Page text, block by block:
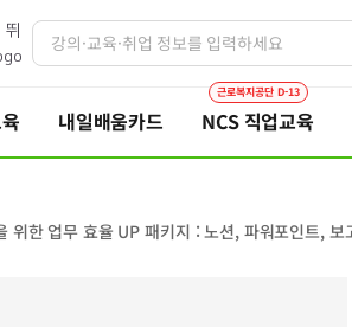
내일배움카드
근로복지공단 D-13
NCS 직업교육
위한 업무 효율 UP 패키지 : 노션, 파워포인트, 보